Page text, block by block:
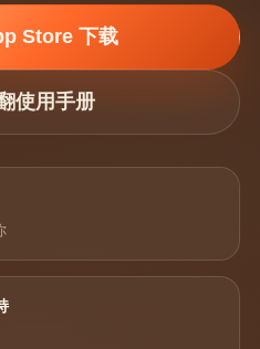
Store 下载
使用手册